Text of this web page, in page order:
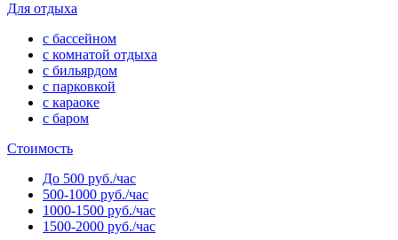
Для отдыха
с бассейном
с комнатой отдыха
с бильярдом
с парковкой
с караоке
с баром
Стоимость
До 500 руб./час
500-1000 руб./час
1000-1500 руб./час
1500-2000 руб./час